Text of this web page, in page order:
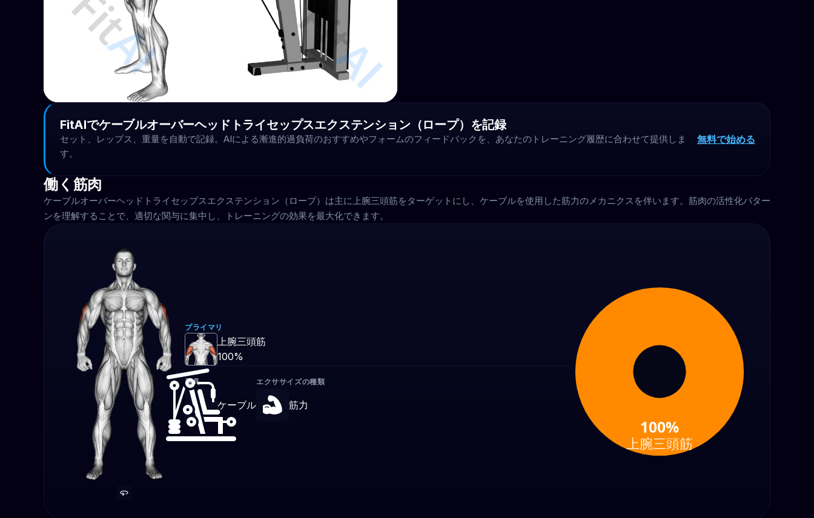
FitAIでケーブルオーバーヘッドトライセップスエクステンション（ロープ）を記録
セット、レップス、重量を自動で記録。AIによる漸進的過負荷のおすすめやフォームのフィードバックを、あなたのトレーニング履歴に合わせて提供しま
す。
無料で始める
働く筋肉
ケーブルオーバーヘッドトライセップスエクステンション（ロープ）は主に上腕三頭筋をターゲットにし、ケーブルを使用した筋力のメカニクスを伴います。筋肉の活性化パター
ンを理解することで、適切な関与に集中し、トレーニングの効果を最大化できます。
プライマリ
上腕三頭筋
100%
器具
ケーブル
エクササイズの種類
筋力
100%
上腕三頭筋